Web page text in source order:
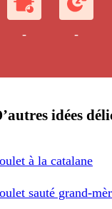
- -
idées
à la catalane
sauté grand-